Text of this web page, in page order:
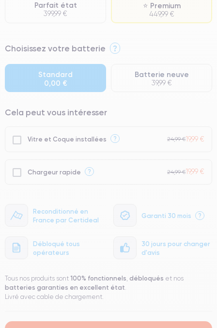
Reconditionné en
France par Certideal
Garanti 30 mois ?
Débloqué tous
opérateurs
30 jours pour changer
d'avis
Parfait état
399,99 €
⭐ Premium
449,99 €
⭐ Premium
● Batterie : usage intensif.
● Seuls 5% de nos téléphones ont un grade Premium.
Choisissez votre batterie ?
Standard
0,00 €
Batterie neuve
39,99 €
Cela peut vous intéresser
Vitre et Coque installées ? 24,99 €19,99 €
Chargeur rapide ? 24,99 €19,99 €
Tous nos produits sont 100% fonctionnels, débloqués et nos
batteries garanties en excellent état.
Livré avec cable de chargement.